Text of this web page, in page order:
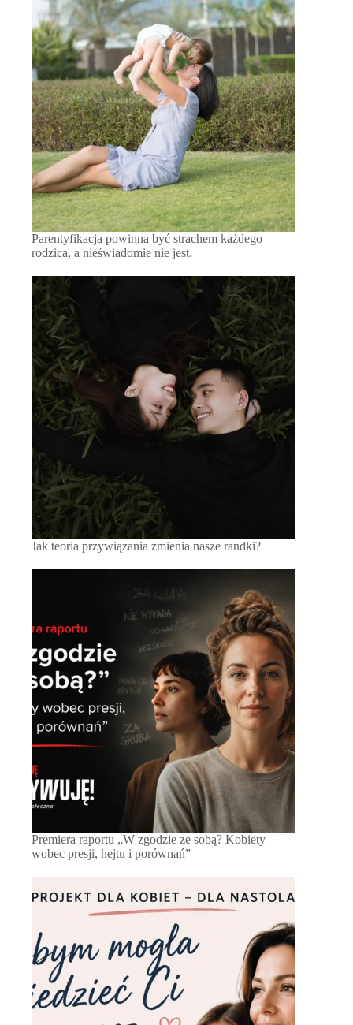
Parentyfikacja powinna być strachem każdego
rodzica, a nieświadomie nie jest.
Jak teoria przywiązania zmienia nasze randki?
Premiera raportu „W zgodzie ze sobą? Kobiety
wobec presji, hejtu i porównań”